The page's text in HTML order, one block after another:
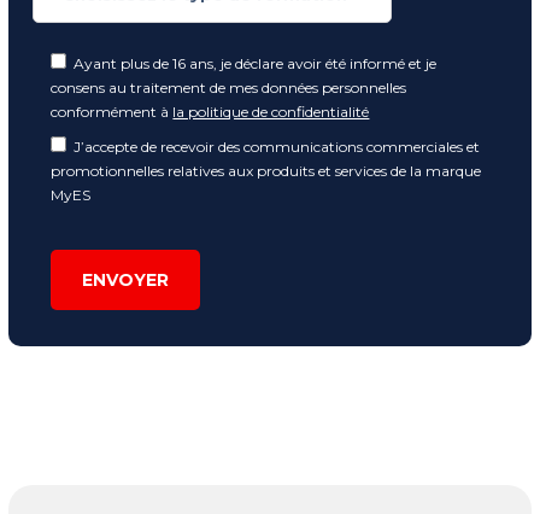
Ayant plus de 16 ans, je déclare avoir été informé et je
consens au traitement de mes données personnelles
conformément à la politique de confidentialité
J’accepte de recevoir des communications commerciales et
promotionnelles relatives aux produits et services de la marque
MyES
ENVOYER